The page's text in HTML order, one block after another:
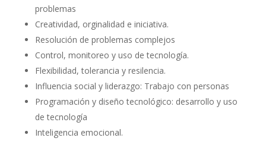
problemas
Creatividad, orginalidad e iniciativa.
Resolución de problemas complejos
Control, monitoreo y uso de tecnología.
Flexibilidad, tolerancia y resilencia.
Influencia social y liderazgo: Trabajo con personas
Programación y diseño tecnológico: desarrollo y uso
de tecnología
Inteligencia emocional.